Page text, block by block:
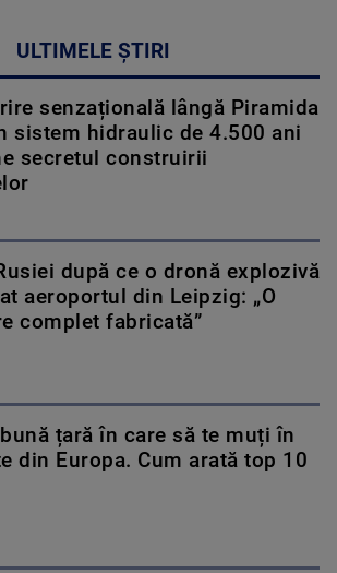
ULTIMELE ȘTIRI
senzațională lângă Piramida
sistem hidraulic de 4.500 ani
secretul construirii
după ce o dronă explozivă
aeroportul din Leipzig: „O
complet fabricată”
țară în care să te muți în
din Europa. Cum arată top 10